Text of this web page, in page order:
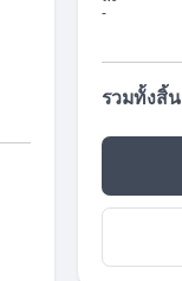
-
รวมทั้งสิ้น